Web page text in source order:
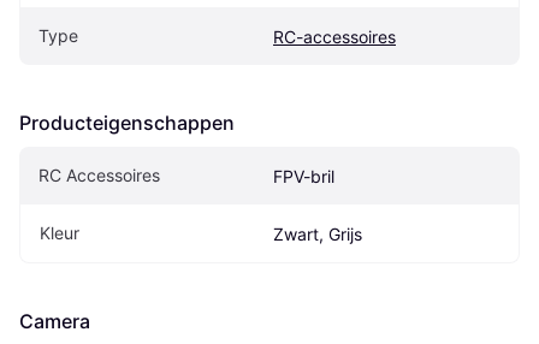
Type RC-accessoires
Producteigenschappen
RC Accessoires FPV-bril
Kleur Zwart, Grijs
Camera